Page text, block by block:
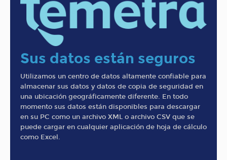
Sus datos están seguros
Utilizamos un centro de datos altamente confiable para
almacenar sus datos y datos de copia de seguridad en
una ubicación geográficamente diferente. En todo
momento sus datos están disponibles para descargar
en su PC como un archivo XML o archivo CSV que se
puede cargar en cualquier aplicación de hoja de cálculo
como Excel.